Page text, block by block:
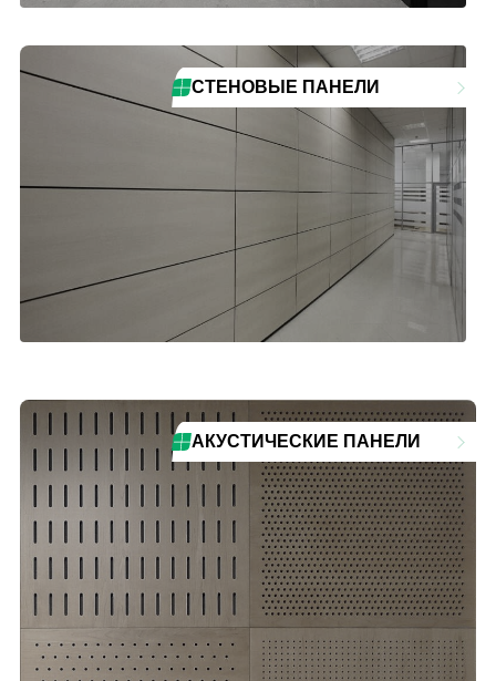
СТЕНОВЫЕ ПАНЕЛИ
АКУСТИЧЕСКИЕ ПАНЕЛИ